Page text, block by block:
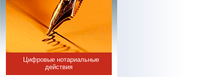
Цифровые нотариальные
действия